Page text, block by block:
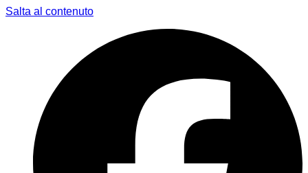
Salta al contenuto